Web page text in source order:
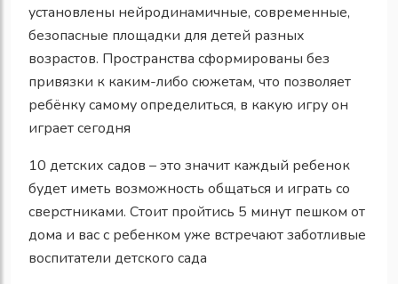
установлены нейродинамичные, современные,
безопасные площадки для детей разных
возрастов. Пространства сформированы без
привязки к каким-либо сюжетам, что позволяет
ребёнку самому определиться, в какую игру он
играет сегодня
10 детских садов – это значит каждый ребенок
будет иметь возможность общаться и играть со
сверстниками. Стоит пройтись 5 минут пешком от
дома и вас с ребенком уже встречают заботливые
воспитатели детского сада